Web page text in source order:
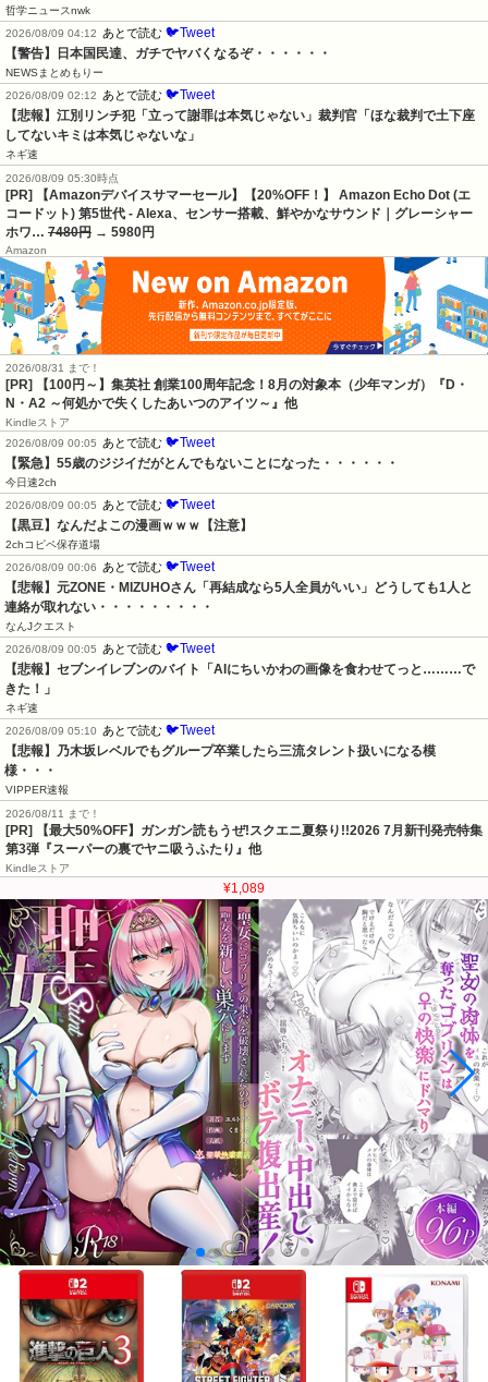
哲学ニュースnwk
2026/08/09 04:12
あとで読む 🐦Tweet
【警告】日本国民達、ガチでヤバくなるぞ・・・・・・
NEWSまとめもりー
2026/08/09 02:12
あとで読む 🐦Tweet
【悲報】江別リンチ犯「立って謝罪は本気じゃない」裁判官「ほな裁判で土下座
してないキミは本気じゃないな」
ネギ速
2026/08/09 05:30時点
[PR] 【Amazonデバイスサマーセール】【20%OFF！】 Amazon Echo Dot (エ
コードット) 第5世代 - Alexa、センサー搭載、鮮やかなサウンド｜グレーシャー
ホワ… 7480円 → 5980円
Amazon
2026/08/31 まで！
[PR]
【100円～】集英社 創業100周年記念！8月の対象本（少年マンガ）『D・
N・A2 ～何処かで失くしたあいつのアイツ～』他
Kindleストア
2026/08/09 00:05
あとで読む 🐦Tweet
【緊急】55歳のジジイだがとんでもないことになった・・・・・・
今日速2ch
2026/08/09 00:05
あとで読む 🐦Tweet
【黒豆】なんだよこの漫画ｗｗｗ【注意】
2chコピペ保存道場
2026/08/09 00:06
あとで読む 🐦Tweet
【悲報】元ZONE・MIZUHOさん「再結成なら5人全員がいい」どうしても1人と
連絡が取れない・・・・・・・・・
なんJクエスト
2026/08/09 00:05
あとで読む 🐦Tweet
【悲報】セブンイレブンのバイト「AIにちいかわの画像を食わせてっと………で
きた！」
ネギ速
2026/08/09 05:10
あとで読む 🐦Tweet
【悲報】乃木坂レベルでもグループ卒業したら三流タレント扱いになる模
様・・・
VIPPER速報
2026/08/11 まで！
[PR] 【最大50%OFF】ガンガン読もうぜ!スクエニ夏祭り!!2026 7月新刊発売特集
第3弾『スーパーの裏でヤニ吸うふたり』他
Kindleストア
¥1,089